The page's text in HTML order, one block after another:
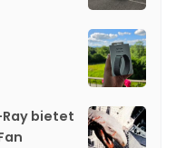
bietet